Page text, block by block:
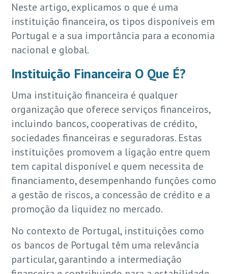
Neste artigo, explicamos o que é uma
instituição financeira, os tipos disponíveis em
Portugal e a sua importância para a economia
nacional e global.
Instituição Financeira O Que É?
Uma instituição financeira é qualquer
organização que oferece serviços financeiros,
incluindo bancos, cooperativas de crédito,
sociedades financeiras e seguradoras. Estas
instituições promovem a ligação entre quem
tem capital disponível e quem necessita de
financiamento, desempenhando funções como
a gestão de riscos, a concessão de crédito e a
promoção da liquidez no mercado.
No contexto de Portugal, instituições como
os bancos de Portugal têm uma relevância
particular, garantindo a intermediação